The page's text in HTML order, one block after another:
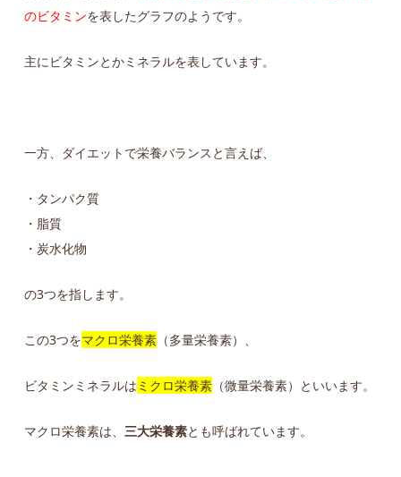
のビタミンを表したグラフのようです。
主にビタミンとかミネラルを表しています。
一方、ダイエットで栄養バランスと言えば、
・タンパク質
・脂質
・炭水化物
の3つを指します。
この3つをマクロ栄養素 （多量栄養素）、
ビタミンミネラルは ミクロ栄養素 （微量栄養素）といいます。
マクロ栄養素は、三大栄養素とも呼ばれています。